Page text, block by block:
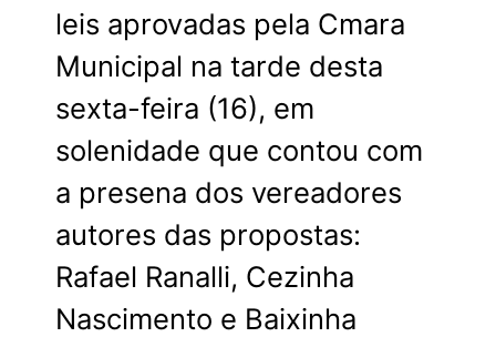
leis aprovadas pela Cmara
Municipal na tarde desta
sexta-feira (16), em
solenidade que contou com
a presena dos vereadores
autores das propostas:
Rafael Ranalli, Cezinha
Nascimento e Baixinha